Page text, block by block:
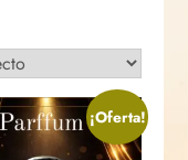
¡Oferta!